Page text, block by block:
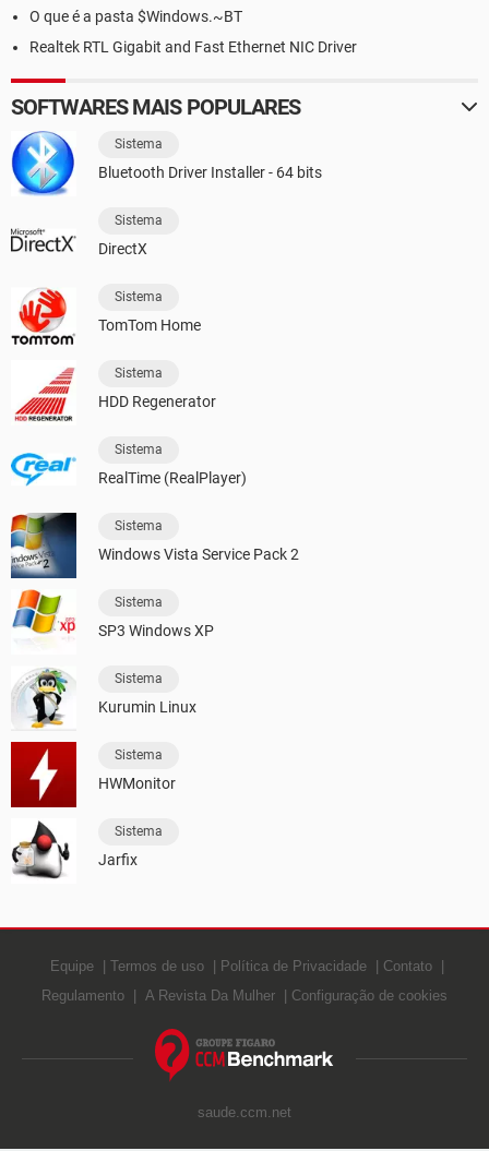
O que é a pasta $Windows.~BT
Realtek RTL Gigabit and Fast Ethernet NIC Driver
SOFTWARES MAIS POPULARES
Sistema
Bluetooth Driver Installer - 64 bits
Sistema
DirectX
Sistema
TomTom Home
Sistema
HDD Regenerator
Sistema
RealTime (RealPlayer)
Sistema
Windows Vista Service Pack 2
Sistema
SP3 Windows XP
Sistema
Kurumin Linux
Sistema
HWMonitor
Sistema
Jarfix
Equipe Termos de uso Política de Privacidade
Contato
Regulamento
A Revista Da Mulher Configuração de cookies
saude.ccm.net